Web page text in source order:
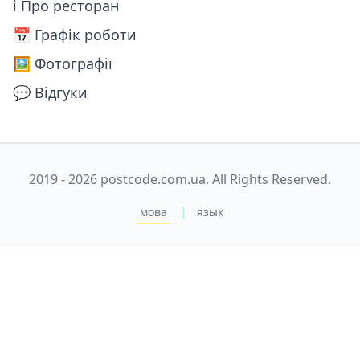
ℹ Про ресторан
📅️ Графік роботи
🖼️ Фотографії
💬 Відгуки
2019 - 2026 postcode.com.ua. All Rights Reserved.
мова | язык